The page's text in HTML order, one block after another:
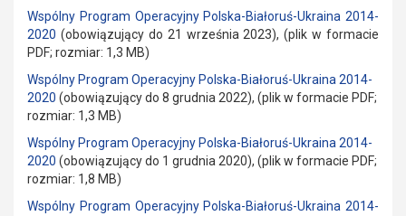
Wspólny Program Operacyjny Polska-Białoruś-Ukraina 2014-
2020 (obowiązujący do 21 września 2023), (plik w formacie
PDF; rozmiar: 1,3 MB)
Wspólny Program Operacyjny Polska-Białoruś-Ukraina 2014-
2020 (obowiązujący do 8 grudnia 2022), (plik w formacie PDF;
rozmiar: 1,3 MB)
Wspólny Program Operacyjny Polska-Białoruś-Ukraina 2014-
2020 (obowiązujący do 1 grudnia 2020), (plik w formacie PDF;
rozmiar: 1,8 MB)
Wspólny Program Operacyjny Polska-Białoruś-Ukraina 2014-